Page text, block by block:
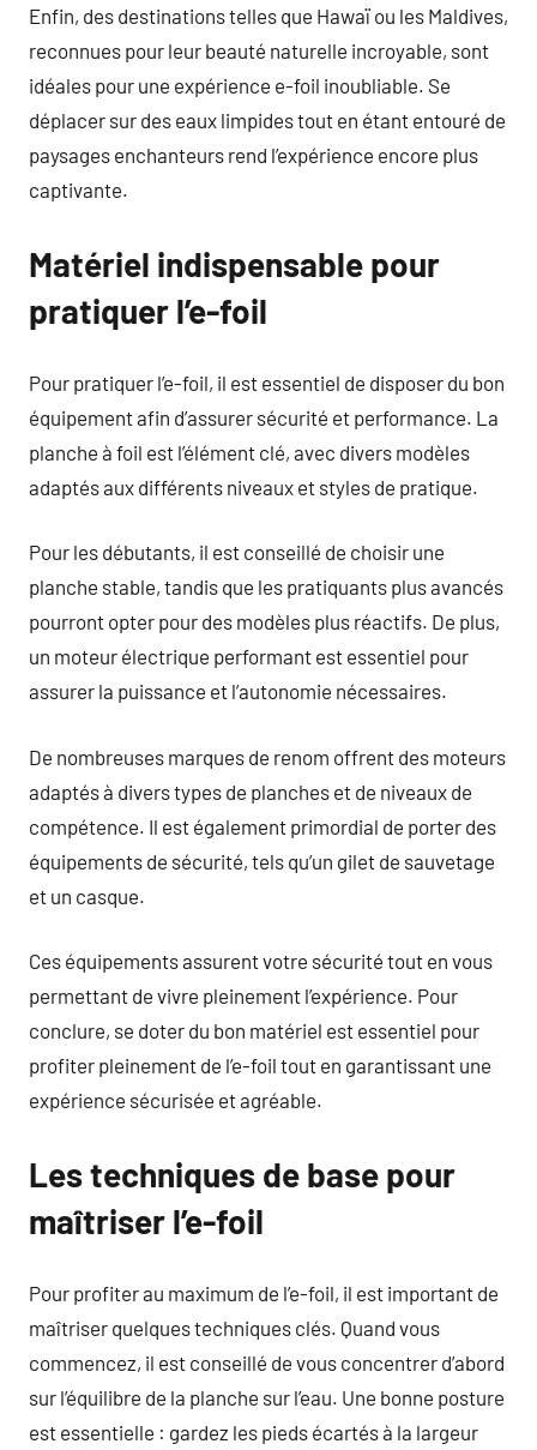
Enfin, des destinations telles que Hawaï ou les Maldives,
reconnues pour leur beauté naturelle incroyable, sont
idéales pour une expérience e-foil inoubliable. Se
déplacer sur des eaux limpides tout en étant entouré de
paysages enchanteurs rend l’expérience encore plus
captivante.
Matériel indispensable pour
pratiquer l’e-foil
Pour pratiquer l’e-foil, il est essentiel de disposer du bon
équipement afin d’assurer sécurité et performance. La
planche à foil est l’élément clé, avec divers modèles
adaptés aux différents niveaux et styles de pratique.
Pour les débutants, il est conseillé de choisir une
planche stable, tandis que les pratiquants plus avancés
pourront opter pour des modèles plus réactifs. De plus,
un moteur électrique performant est essentiel pour
assurer la puissance et l’autonomie nécessaires.
De nombreuses marques de renom offrent des moteurs
adaptés à divers types de planches et de niveaux de
compétence. Il est également primordial de porter des
équipements de sécurité, tels qu’un gilet de sauvetage
et un casque.
Ces équipements assurent votre sécurité tout en vous
permettant de vivre pleinement l’expérience. Pour
conclure, se doter du bon matériel est essentiel pour
profiter pleinement de l’e-foil tout en garantissant une
expérience sécurisée et agréable.
Les techniques de base pour
maîtriser l’e-foil
Pour profiter au maximum de l’e-foil, il est important de
maîtriser quelques techniques clés. Quand vous
commencez, il est conseillé de vous concentrer d’abord
sur l’équilibre de la planche sur l’eau. Une bonne posture
est essentielle : gardez les pieds écartés à la largeur